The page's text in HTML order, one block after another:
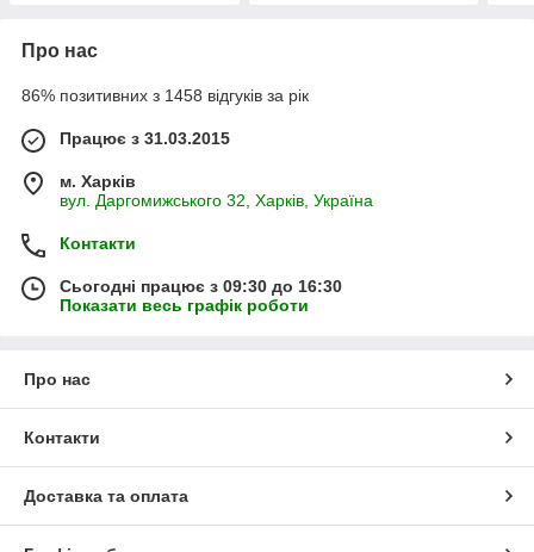
Про нас
86% позитивних з 1458 відгуків за рік
Працює з 31.03.2015
м. Харків
вул. Даргомижського 32, Харків, Україна
Контакти
Сьогодні працює з 09:30 до 16:30
Показати весь графік роботи
Про нас
Контакти
Доставка та оплата